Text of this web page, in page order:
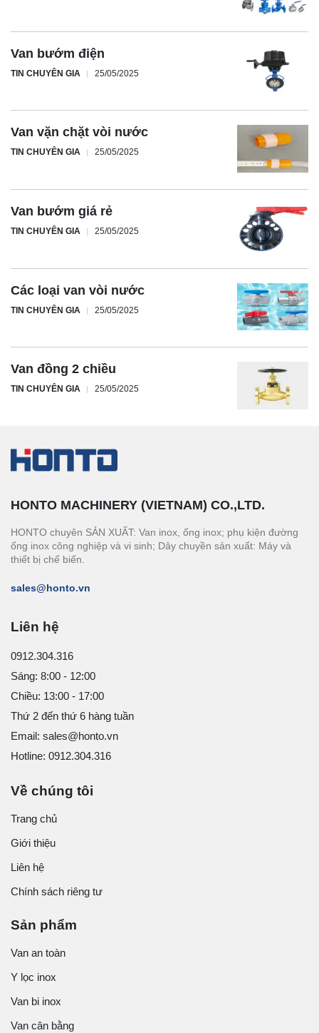
Van bướm điện
TIN CHUYÊN GIA 25/05/2025
Van vặn chặt vòi nước
TIN CHUYÊN GIA 25/05/2025
Van bướm giá rẻ
TIN CHUYÊN GIA 25/05/2025
Các loại van vòi nước
TIN CHUYÊN GIA 25/05/2025
Van đồng 2 chiều
TIN CHUYÊN GIA 25/05/2025
HONTO MACHINERY (VIETNAM) CO.,LTD.
HONTO chuyên SẢN XUẤT: Van inox, ống inox; phụ kiện đường
ống inox công nghiệp và vi sinh; Dây chuyền sản xuất: Máy và
thiết bị chế biến.
sales@honto.vn
Liên hệ
0912.304.316
Sáng: 8:00 - 12:00
Chiều: 13:00 - 17:00
Thứ 2 đến thứ 6 hàng tuần
Email: sales@honto.vn
Hotline: 0912.304.316
Về chúng tôi
Trang chủ
Giới thiệu
Liên hệ
Chính sách riêng tư
Sản phẩm
Van an toàn
Y lọc inox
Van bi inox
Van cân bằng